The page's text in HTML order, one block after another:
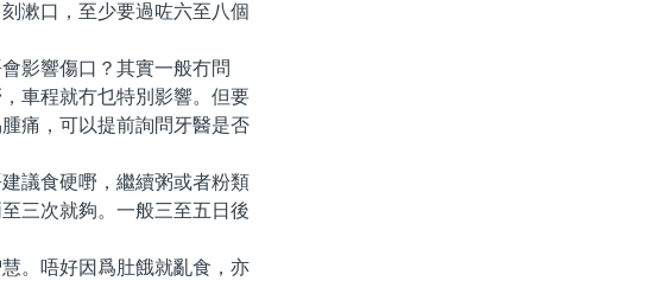
漱口，至少要過咗六至八個
影響傷口？其實一般冇問
車程就冇乜特別影響。但要
痛，可以提前詢問牙醫是否
議食硬嘢，繼續粥或者粉類
三次就夠。一般三至五日後
。唔好因爲肚餓就亂食，亦